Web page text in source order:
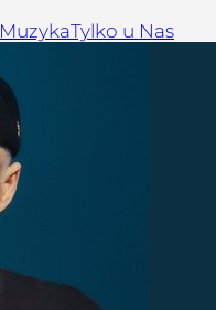
MuzykaTylko u Nas